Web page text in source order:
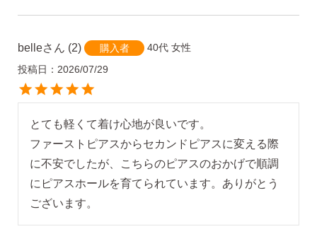
belle 2 購入者 40代 女性
投稿日
2026/07/29
とても軽くて着け心地が良いです。
ファーストピアスからセカンドピアスに変える際
に不安でしたが、こちらのピアスのおかげで順調
にピアスホールを育てられています。ありがとう
ございます。